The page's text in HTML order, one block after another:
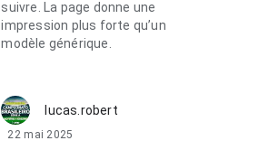
suivre. La page donne une
impression plus forte qu’un
modèle générique.
lucas.robert
22 mai 2025